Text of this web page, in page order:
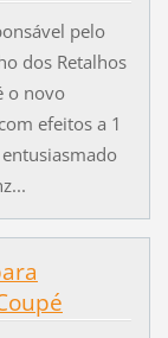
pelo
dos Retalhos
o novo
efeitos a 1